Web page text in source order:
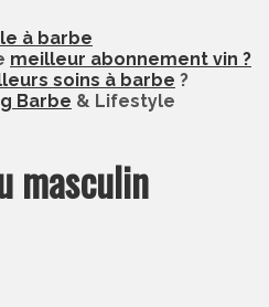
à barbe
meilleur abonnement vin ?
soins à barbe ?
Barbe & Lifestyle
masculin